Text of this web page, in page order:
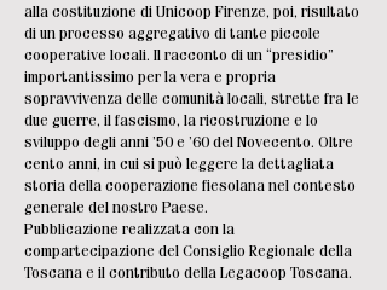
alla costituzione di Unicoop Firenze, poi, risultato
di un processo aggregativo di tante piccole
cooperative locali. Il racconto di un “presidio”
importantissimo per la vera e propria
sopravvivenza delle comunità locali, strette fra le
due guerre, il fascismo, la ricostruzione e lo
sviluppo degli anni ’50 e ’60 del Novecento. Oltre
cento anni, in cui si può leggere la dettagliata
storia della cooperazione fiesolana nel contesto
generale del nostro Paese.
Pubblicazione realizzata con la
compartecipazione del Consiglio Regionale della
Toscana e il contributo della Legacoop Toscana.